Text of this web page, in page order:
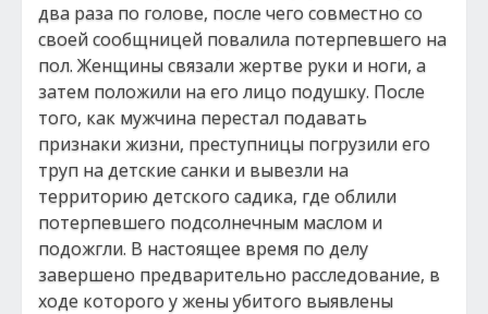
два раза по голове, после чего совместно со
своей сообщницей повалила потерпевшего на
пол. Женщины связали жертве руки и ноги, а
затем положили на его лицо подушку. После
того, как мужчина перестал подавать
признаки жизни, преступницы погрузили его
труп на детские санки и вывезли на
территорию детского садика, где облили
потерпевшего подсолнечным маслом и
подожгли. В настоящее время по делу
завершено предварительно расследование, в
ходе которого у жены убитого выявлены